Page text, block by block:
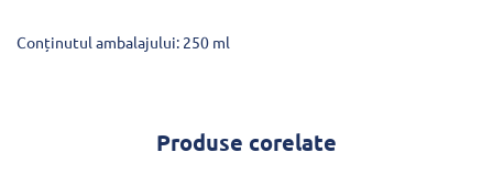
Conținutul ambalajului: 250 ml
Produse corelate